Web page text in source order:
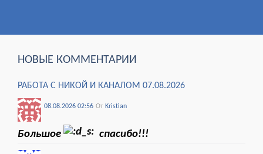
НОВЫЕ КОММЕНТАРИИ
РАБОТА С НИКОЙ И КАНАЛОМ 07.08.2026
08.08.2026 02:56 От Kristian
Большое спасибо!!!